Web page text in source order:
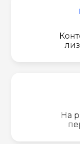
На